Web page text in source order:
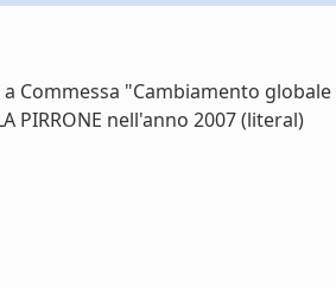
Commessa "Cambiamento
PIRRONE nell'anno 2007 (literal)